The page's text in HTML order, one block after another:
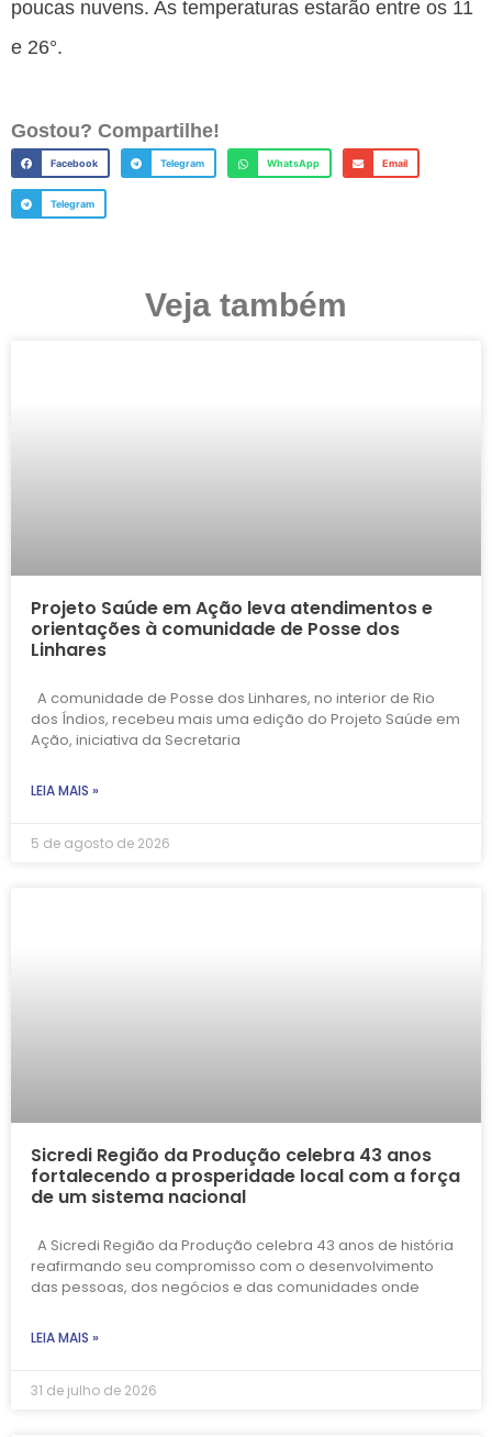
poucas nuvens. As temperaturas estarão entre os 11
e 26°.
Gostou? Compartilhe!
Facebook Telegram WhatsApp Email
Telegram
Veja também
Projeto Saúde em Ação leva atendimentos e
orientações à comunidade de Posse dos
Linhares
A comunidade de Posse dos Linhares, no interior de Rio
dos Índios, recebeu mais uma edição do Projeto Saúde em
Ação, iniciativa da Secretaria
LEIA MAIS »
5 de agosto de 2026
Sicredi Região da Produção celebra 43 anos
fortalecendo a prosperidade local com a força
de um sistema nacional
A Sicredi Região da Produção celebra 43 anos de história
reafirmando seu compromisso com o desenvolvimento
das pessoas, dos negócios e das comunidades onde
LEIA MAIS »
31 de julho de 2026